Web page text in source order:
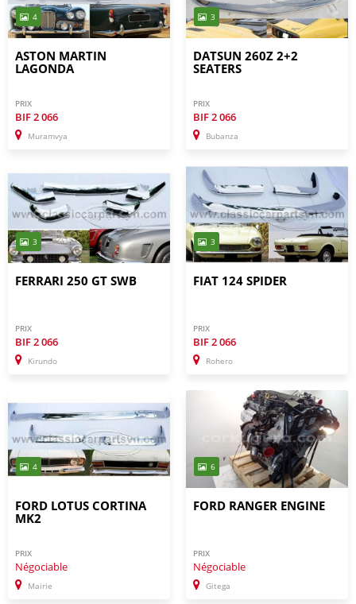
4
ASTON MARTIN
LAGONDA
PRIX
BIF2 066
Muramvya
3
DATSUN 260Z 2+2
SEATERS
PRIX
BIF2 066
Bubanza
3
FERRARI 250 GT SWB
PRIX
BIF2 066
Kirundo
3
FIAT 124 SPIDER
PRIX
BIF2 066
Rohero
4
FORD LOTUS CORTINA
MK2
PRIX
Négociable
Mairie
6
FORD RANGER ENGINE
PRIX
Négociable
Gitega